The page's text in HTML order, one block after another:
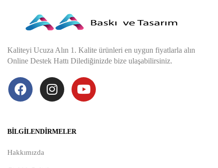
Kaliteyi Ucuza Alın 1. Kalite ürünleri en uygun fiyatlarla alın
Online Destek Hattı Dilediğinizde bize ulaşabilirsiniz.
BILGILENDIRMELER
Hakkımızda